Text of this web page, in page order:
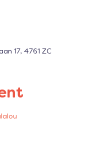
17, 4761 ZC